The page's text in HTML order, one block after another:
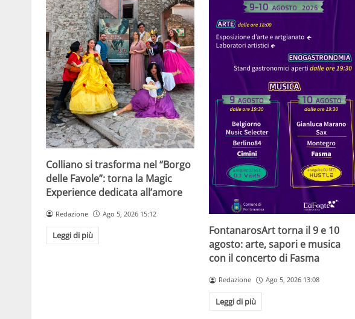
Colliano si trasforma nel “Borgo
delle Favole”: torna la Magic
Experience dedicata all’amore
Redazione Ago 5, 2026 15:12
Leggi di più
FontanarosArt torna il 9 e 10
agosto: arte, sapori e musica
con il concerto di Fasma
Redazione Ago 5, 2026 13:08
Leggi di più